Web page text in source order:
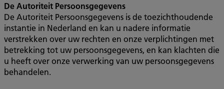
De Autoriteit Persoonsgegevens
De Autoriteit Persoonsgegevens is de toezichthoudende
instantie in Nederland en kan u nadere informatie
verstrekken over uw rechten en onze verplichtingen met
betrekking tot uw persoonsgegevens, en kan klachten die
u heeft over onze verwerking van uw persoonsgegevens
behandelen.